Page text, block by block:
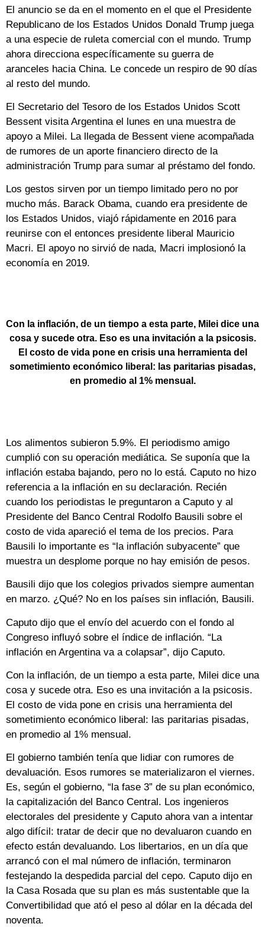
El anuncio se da en el momento en el que el Presidente
Republicano de los Estados Unidos Donald Trump juega
a una especie de ruleta comercial con el mundo. Trump
ahora direcciona específicamente su guerra de
aranceles hacia China. Le concede un respiro de 90 días
al resto del mundo.
El Secretario del Tesoro de los Estados Unidos Scott
Bessent visita Argentina el lunes en una muestra de
apoyo a Milei. La llegada de Bessent viene acompañada
de rumores de un aporte financiero directo de la
administración Trump para sumar al préstamo del fondo.
Los gestos sirven por un tiempo limitado pero no por
mucho más. Barack Obama, cuando era presidente de
los Estados Unidos, viajó rápidamente en 2016 para
reunirse con el entonces presidente liberal Mauricio
Macri. El apoyo no sirvió de nada, Macri implosionó la
economía en 2019.
Con la inflación, de un tiempo a esta parte, Milei dice una
cosa y sucede otra. Eso es una invitación a la psicosis.
El costo de vida pone en crisis una herramienta del
sometimiento económico liberal: las paritarias pisadas,
en promedio al 1% mensual.
Los alimentos subieron 5.9%. El periodismo amigo
cumplió con su operación mediática. Se suponía que la
inflación estaba bajando, pero no lo está. Caputo no hizo
referencia a la inflación en su declaración. Recién
cuando los periodistas le preguntaron a Caputo y al
Presidente del Banco Central Rodolfo Bausili sobre el
costo de vida apareció el tema de los precios. Para
Bausili lo importante es “la inflación subyacente” que
muestra un desplome porque no hay emisión de pesos.
Bausili dijo que los colegios privados siempre aumentan
en marzo. ¿Qué? No en los países sin inflación, Bausili.
Caputo dijo que el envío del acuerdo con el fondo al
Congreso influyó sobre el índice de inflación. “La
inflación en Argentina va a colapsar”, dijo Caputo.
Con la inflación, de un tiempo a esta parte, Milei dice una
cosa y sucede otra. Eso es una invitación a la psicosis.
El costo de vida pone en crisis una herramienta del
sometimiento económico liberal: las paritarias pisadas,
en promedio al 1% mensual.
El gobierno también tenía que lidiar con rumores de
devaluación. Esos rumores se materializaron el viernes.
Es, según el gobierno, “la fase 3” de su plan económico,
la capitalización del Banco Central. Los ingenieros
electorales del presidente y Caputo ahora van a intentar
algo difícil: tratar de decir que no devaluaron cuando en
efecto están devaluando. Los libertarios, en un día que
arrancó con el mal número de inflación, terminaron
festejando la despedida parcial del cepo. Caputo dijo en
la Casa Rosada que su plan es más sustentable que la
Convertibilidad que ató el peso al dólar en la década del
noventa.